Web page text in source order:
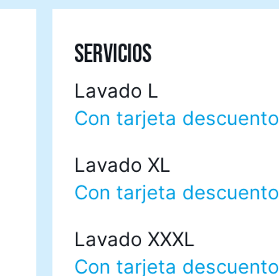
SERVICIOS
Lavado L
Con tarjeta descuento
Lavado XL
Con tarjeta descuento
Lavado XXXL
Con tarjeta descuento